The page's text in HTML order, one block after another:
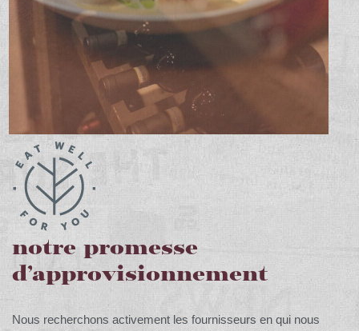
notre promesse
d’approvisionnement
Nous recherchons activement les fournisseurs en qui nous